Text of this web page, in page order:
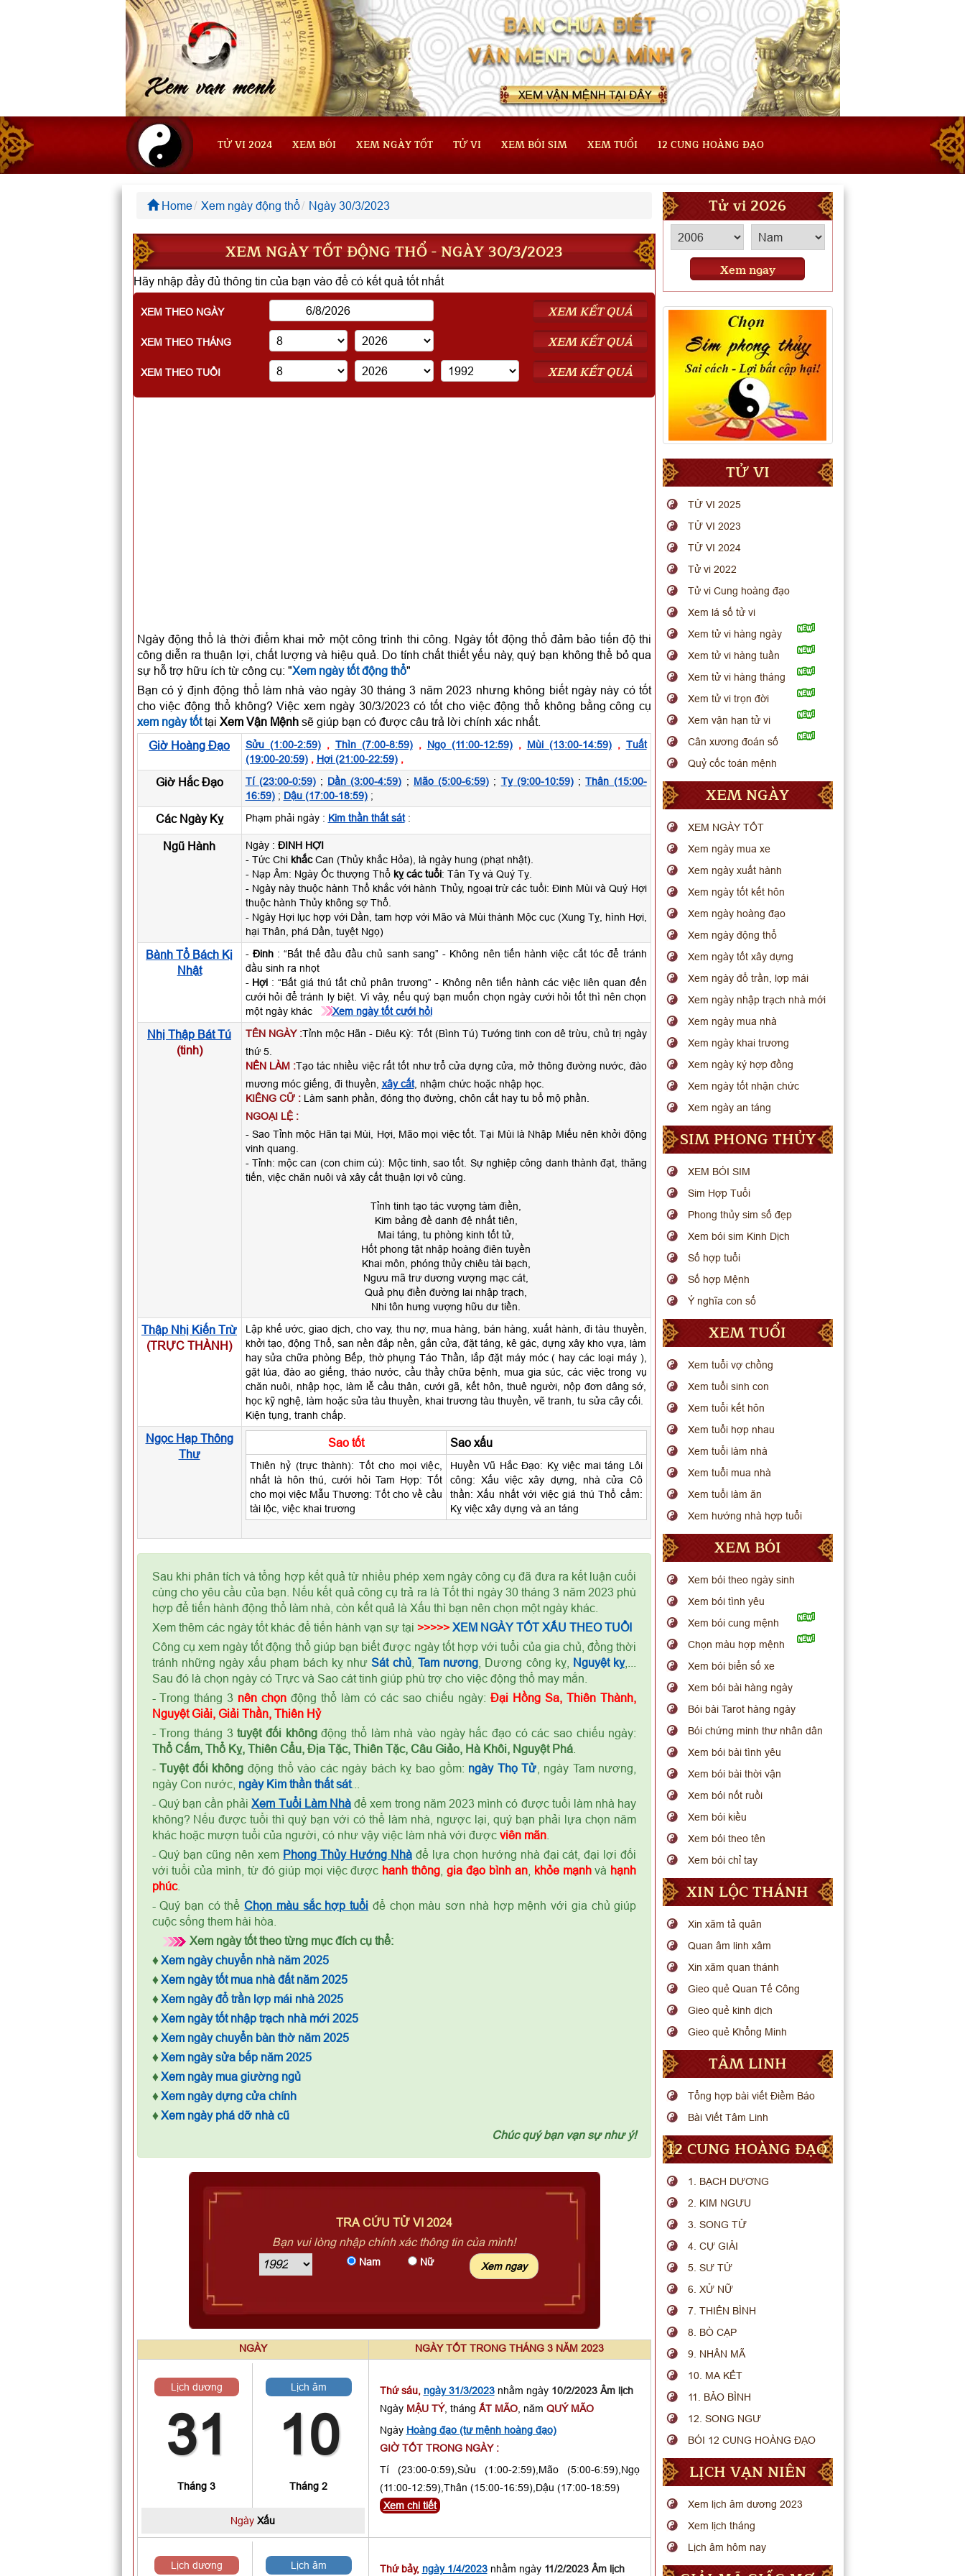
TỬ VI 2024 XEM BÓI XEM NGÀY TỐT TỬ VI XEM BÓI SIM XEM TUỔI 12 CUNG HOÀNG ĐẠO
Home Xem ngày động thổ Ngày 30/3/2023
XEM NGÀY TỐT ĐỘNG THỔ - NGÀY 30/3/2023
Hãy nhập đầy đủ thông tin của bạn vào để có kết quả tốt nhất
XEM THEO NGÀY XEM KẾT QUẢ
XEM THEO THÁNG XEM KẾT QUẢ
XEM THEO TUỔI XEM KẾT QUẢ
Ngày động thổ là thời điểm khai mở một công trình thi công. Ngày tốt động thổ đảm bảo tiến độ thi
công diễn ra thuận lợi, chất lượng và hiệu quả. Do tính chất thiết yếu này, quý bạn không thể bỏ qua
sự hỗ trợ hữu ích từ công cụ: "Xem ngày tốt động thổ"
Bạn có ý định động thổ làm nhà vào ngày 30 tháng 3 năm 2023 nhưng không biết ngày này có tốt
cho việc động thổ không? Việc xem ngày 30/3/2023 có tốt cho việc động thổ không bằng công cụ
xem ngày tốttại Xem Vận Mệnhsẽ giúp bạn có được câu trả lời chính xác nhất.
Giờ Hoàng Đạo
Sửu (1:00-2:59), Thìn (7:00-8:59), Ngọ (11:00-12:59), Mùi (13:00-14:59), Tuất
(19:00-20:59), Hợi (21:00-22:59),
Giờ Hắc Đạo Tí (23:00-0:59); Dần (3:00-4:59) ; Mão (5:00-6:59) ; Tỵ (9:00-10:59);Thân (15:00-
16:59); Dậu (17:00-18:59);
Các Ngày Kỵ Phạm phải ngày : Kim thần thất sát:
Ngũ Hành Ngày : ĐINH HỢI
- Tức Chi khắcCan (Thủy khắc Hỏa), là ngày hung (phạt nhật).
- Nạp Âm: Ngày Ốc thượng Thổ kỵ các tuổi: Tân Tỵ và Quý Tỵ.
- Ngày này thuộc hành Thổ khắc với hành Thủy, ngoại trừ các tuổi: Đinh Mùi và Quý Hợi
thuộc hành Thủy không sợ Thổ.
- Ngày Hợi lục hợp với Dần, tam hợp với Mão và Mùi thành Mộc cục (Xung Tỵ, hình Hợi,
hại Thân, phá Dần, tuyệt Ngọ)
Bành Tổ Bách Kị
Nhật
- Đinh: “Bất thế đầu đầu chủ sanh sang” - Không nên tiến hành việc cắt tóc để tránh
đầu sinh ra nhọt
- Hợi : “Bất giá thú tất chủ phân trương” - Không nên tiến hành các việc liên quan đến
cưới hỏi để tránh ly biệt. Vì vây, nếu quý bạn muốn chọn ngày cưới hỏi tốt thì nên chọn
một ngày khác
Xem ngày tốt cưới hỏi
Nhị Thập Bát Tú
(tinh)
TÊN NGÀY :Tỉnh mộc Hãn - Diêu Kỳ: Tốt (Bình Tú) Tướng tinh con dê trừu, chủ trị ngày
thứ 5.
NÊN LÀM :Tạo tác nhiều việc rất tốt như trổ cửa dựng cửa, mở thông đường nước, đào
mương móc giếng, đi thuyền, xây cất, nhậm chức hoặc nhập học.
KIÊNG CỮ :Làm sanh phần, đóng thọ đường, chôn cất hay tu bổ mộ phần.
NGOẠI LỆ :
- Sao Tỉnh mộc Hãn tại Mùi, Hợi, Mão mọi việc tốt. Tại Mùi là Nhập Miếu nên khởi động
vinh quang.
- Tỉnh: mộc can (con chim cú): Mộc tinh, sao tốt. Sự nghiệp công danh thành đạt, thăng
tiến, việc chăn nuôi và xây cất thuận lợi vô cùng.
Tỉnh tinh tạo tác vượng tàm điền,
Kim bảng đề danh đệ nhất tiên,
Mai táng, tu phòng kinh tốt tử,
Hốt phong tật nhập hoàng điên tuyền
Khai môn, phóng thủy chiêu tài bạch,
Ngưu mã trư dương vượng mạc cát,
Quả phụ điền đường lai nhập trạch,
Nhi tôn hưng vượng hữu dư tiền.
Thập Nhị Kiến Trừ
(TRỰC THÀNH)
Lập khế ước, giao dịch, cho vay, thu nợ, mua hàng, bán hàng, xuất hành, đi tàu thuyền,
khởi tạo, động Thổ, san nền đắp nền, gắn cửa, đặt táng, kê gác, dựng xây kho vựa, làm
hay sửa chữa phòng Bếp, thờ phụng Táo Thần, lắp đặt máy móc ( hay các loại máy ),
gặt lúa, đào ao giếng, tháo nước, cầu thầy chữa bệnh, mua gia súc, các việc trong vụ
chăn nuôi, nhập học, làm lễ cầu thân, cưới gã, kết hôn, thuê người, nộp đơn dâng sớ,
học kỹ nghệ, làm hoặc sửa tàu thuyền, khai trương tàu thuyền, vẽ tranh, tu sửa cây cối.
Kiện tụng, tranh chấp.
Ngọc Hạp Thông
Thư
Sao tốt Sao xấu
Thiên hỷ (trực thành): Tốt cho mọi việc,
nhất là hôn thú, cưới hỏi Tam Hợp: Tốt
cho mọi việc Mẫu Thương: Tốt cho về cầu
tài lộc, việc khai trương
Huyền Vũ Hắc Đạo: Kỵ việc mai táng Lôi
công: Xấu việc xây dựng, nhà cửa Cô
thần: Xấu nhất với việc giá thú Thổ cẩm:
Kỵ việc xây dựng và an táng
Sau khi phân tích và tổng hợp kết quả từ nhiều phép xem ngày công cụ đã đưa ra kết luận cuối
cùng cho yêu cầu của bạn. Nếu kết quả công cụ trả ra là Tốt thì ngày 30 tháng 3 năm 2023 phù
hợp để tiến hành động thổ làm nhà, còn kết quả là Xấu thì bạn nên chọn một ngày khác.
Xem thêm các ngày tốt khác để tiến hành vạn sự tại >>>>> XEM NGÀY TỐT XẤU THEO TUỔI
Công cụ xem ngày tốt động thổ giúp bạn biết được ngày tốt hợp với tuổi của gia chủ, đồng thời
tránh những ngày xấu phạm bách kỵ nhưSát chủ, Tam nương , Dương công kỵ, Nguyệt kỵ,...
Sau đó là chọn ngày có Trực và Sao cát tinh giúp phù trợ cho việc động thổ may mắn.
- Trong tháng 3 nên chọn động thổ làm có các sao chiếu ngày:Đại Hồng Sa, Thiên Thành,
Nguyệt Giải, Giải Thần, Thiên Hỷ
- Trong tháng 3tuyệt đối khôngđộng thổ làm nhà vào ngày hắc đạo có các sao chiếu ngày:
Thổ Cấm, Thổ Kỵ, Thiên Cẩu, Địa Tặc, Thiên Tặc, Câu Giảo, Hà Khôi, Nguyệt Phá.
-Tuyệt đối không động thổ vào các ngày bách kỵ bao gồm: ngày Thọ Tử , ngày Tam nương,
ngày Con nước, ngày Kim thần thất sát...
- Quý bạn cần phảiXem Tuổi Làm Nhà để xem trong năm 2023 mình có được tuổi làm nhà hay
không? Nếu được tuổi thì quý bạn với có thể làm nhà, ngược lại, quý bạn phải lựa chọn năm
khác hoặc mượn tuổi của người, có như vậy việc làm nhà với được viên mãn.
- Quý bạn cũng nên xem Phong Thủy Hướng Nhàđể lựa chọn hướng nhà đại cát, đại lợi đối
với tuổi của mình, từ đó giúp mọi việc được hanh thông ,gia đạo bình an, khỏe mạnhvà hạnh
phúc.
- Quý bạn có thểChọn màu sắc hợp tuổi để chọn màu sơn nhà hợp mệnh với gia chủ giúp
cuộc sống them hài hòa.
Xem ngày tốt theo từng mục đích cụ thể:
♦ Xem ngày chuyển nhà năm 2025
♦ Xem ngày tốt mua nhà đất năm 2025
♦ Xem ngày đổ trần lợp mái nhà 2025
♦ Xem ngày tốt nhập trạch nhà mới 2025
♦ Xem ngày chuyển bàn thờ năm 2025
♦ Xem ngày sửa bếp năm 2025
♦ Xem ngày mua giường ngủ
♦ Xem ngày dựng cửa chính
♦ Xem ngày phá dỡ nhà cũ
Chúc quý bạn vạn sự như ý!
TRA CỨU TỬ VI 2024
Bạn vui lòng nhập chính xác thông tin của mình!
Nam Nữ
NGÀY NGÀY TỐT TRONG THÁNG 3 NĂM 2023
Lịch dương
31
Tháng 3
Lịch âm
10
Tháng 2
Ngày Xấu
Thứ sáu, ngày 31/3/2023nhằm ngày 10/2/2023 Âm lịch
Ngày MẬU TÝ, tháng ẤT MÃO, năm QUÝ MÃO
Ngày Hoàng đạo (tư mệnh hoàng đạo)
GIỜ TỐT TRONG NGÀY :
Tí (23:00-0:59),Sửu (1:00-2:59),Mão (5:00-6:59),Ngọ
(11:00-12:59),Thân (15:00-16:59),Dậu (17:00-18:59)
Xem chi tiết
Lịch dương Lịch âm Thứ bảy, ngày 1/4/2023nhằm ngày 11/2/2023 Âm lịch
Tử vi 2026
Xem ngay
TỬ VI
TỬ VI 2025
TỬ VI 2023
TỬ VI 2024
Tử vi 2022
Tử vi Cung hoàng đạo
Xem lá số tử vi
Xem tử vi hàng ngày
Xem tử vi hàng tuần
Xem tử vi hàng tháng
Xem tử vi trọn đời
Xem vận hạn tử vi
Cân xương đoán số
Quỷ cốc toán mệnh
XEM NGÀY
XEM NGÀY TỐT
Xem ngày mua xe
Xem ngày xuất hành
Xem ngày tốt kết hôn
Xem ngày hoàng đạo
Xem ngày động thổ
Xem ngày tốt xây dựng
Xem ngày đổ trần, lợp mái
Xem ngày nhập trạch nhà mới
Xem ngày mua nhà
Xem ngày khai trương
Xem ngày ký hợp đồng
Xem ngày tốt nhận chức
Xem ngày an táng
SIM PHONG THỦY
XEM BÓI SIM
Sim Hợp Tuổi
Phong thủy sim số đẹp
Xem bói sim Kinh Dịch
Số hợp tuổi
Số hợp Mệnh
Ý nghĩa con số
XEM TUỔI
Xem tuổi vợ chồng
Xem tuổi sinh con
Xem tuổi kết hôn
Xem tuổi hợp nhau
Xem tuổi làm nhà
Xem tuổi mua nhà
Xem tuổi làm ăn
Xem hướng nhà hợp tuổi
XEM BÓI
Xem bói theo ngày sinh
Xem bói tình yêu
Xem bói cung mệnh
Chọn màu hợp mệnh
Xem bói biển số xe
Xem bói bài hàng ngày
Bói bài Tarot hàng ngày
Bói chứng minh thư nhân dân
Xem bói bài tình yêu
Xem bói bài thời vận
Xem bói nốt ruồi
Xem bói kiều
Xem bói theo tên
Xem bói chỉ tay
XIN LỘC THÁNH
Xin xăm tả quân
Quan âm linh xâm
Xin xăm quan thánh
Gieo quẻ Quan Tế Công
Gieo quẻ kinh dịch
Gieo quẻ Khổng Minh
TÂM LINH
Tổng hợp bài viết Điềm Báo
Bài Viết Tâm Linh
12 CUNG HOÀNG ĐẠO
1. BẠCH DƯƠNG
2. KIM NGƯU
3. SONG TỬ
4. CỰ GIẢI
5. SƯ TỬ
6. XỬ NỮ
7. THIÊN BÌNH
8. BÒ CẠP
9. NHÂN MÃ
10. MA KẾT
11. BẢO BÌNH
12. SONG NGƯ
BÓI 12 CUNG HOÀNG ĐẠO
LỊCH VẠN NIÊN
Xem lịch âm dương 2023
Xem lịch tháng
Lịch âm hôm nay